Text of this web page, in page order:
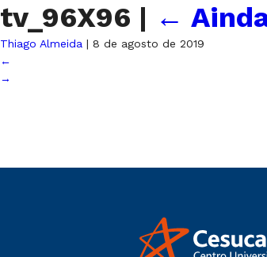
tv_96X96 | ←
Thiago Almeida | 8 de agosto de 2019
←
→